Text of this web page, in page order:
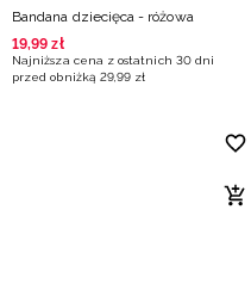
Bandana dziecięca - różowa
19,99 zł
Najniższa cena z ostatnich 30 dni
przed obniżką 29,99 zł